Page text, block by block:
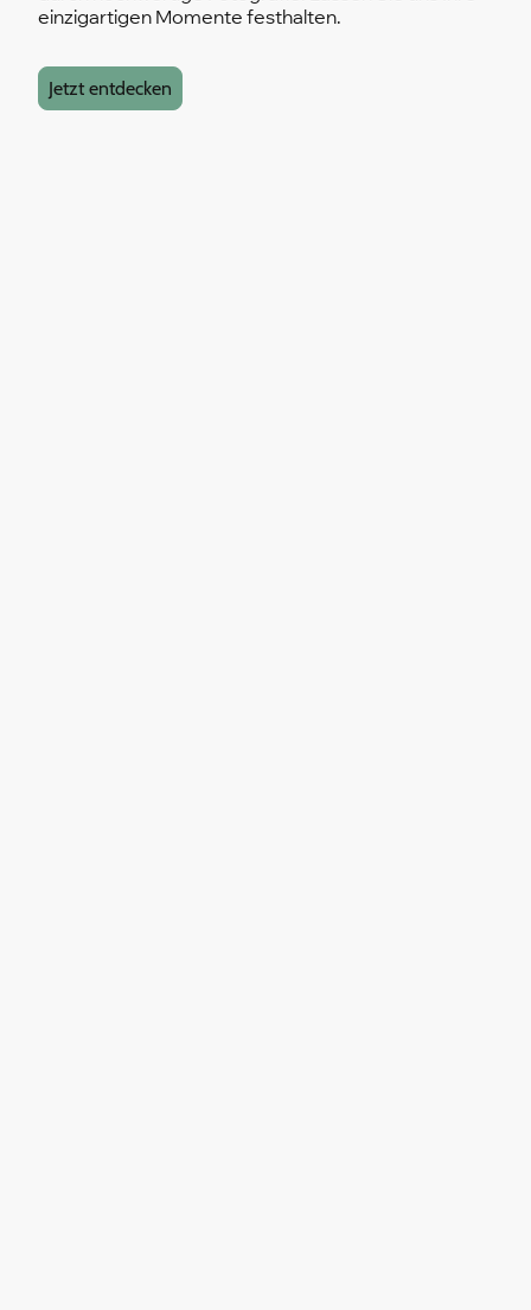
einzigartigen Momente festhalten.
Jetzt entdecken